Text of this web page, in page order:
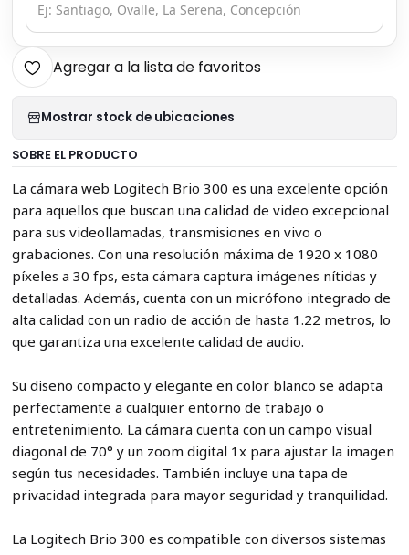
Agregar a la lista de favoritos
Mostrar stock de ubicaciones
SOBRE EL PRODUCTO
La cámara web Logitech Brio 300 es una excelente opción
para aquellos que buscan una calidad de video excepcional
para sus videollamadas, transmisiones en vivo o
grabaciones. Con una resolución máxima de 1920 x 1080
píxeles a 30 fps, esta cámara captura imágenes nítidas y
detalladas. Además, cuenta con un micrófono integrado de
alta calidad con un radio de acción de hasta 1.22 metros, lo
que garantiza una excelente calidad de audio.
Su diseño compacto y elegante en color blanco se adapta
perfectamente a cualquier entorno de trabajo o
entretenimiento. La cámara cuenta con un campo visual
diagonal de 70° y un zoom digital 1x para ajustar la imagen
según tus necesidades. También incluye una tapa de
privacidad integrada para mayor seguridad y tranquilidad.
La Logitech Brio 300 es compatible con diversos sistemas